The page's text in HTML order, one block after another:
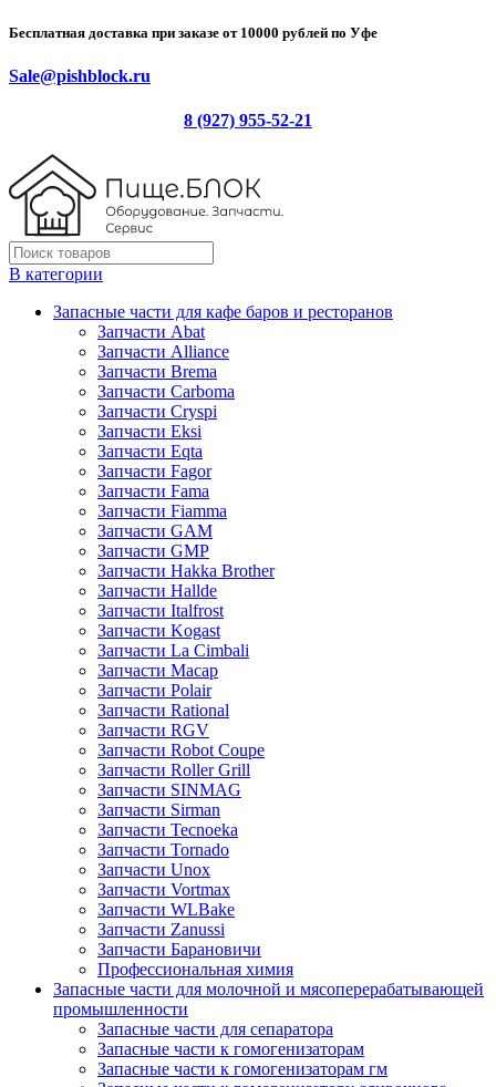
Бесплатная доставка при заказе от 10000 рублей по Уфе
Sale@pishblock.ru
8 (927) 955-52-21
В категории
Запасные части для кафе баров и ресторанов
Запчасти Abat
Запчасти Alliance
Запчасти Brema
Запчасти Carboma
Запчасти Cryspi
Запчасти Eksi
Запчасти Eqta
Запчасти Fagor
Запчасти Fama
Запчасти Fiamma
Запчасти GAM
Запчасти GMP
Запчасти Hakka Brother
Запчасти Hallde
Запчасти Italfrost
Запчасти Kogast
Запчасти La Cimbali
Запчасти Macap
Запчасти Polair
Запчасти Rational
Запчасти RGV
Запчасти Robot Coupe
Запчасти Roller Grill
Запчасти SINMAG
Запчасти Sirman
Запчасти Tecnoeka
Запчасти Tornado
Запчасти Unox
Запчасти Vortmax
Запчасти WLBake
Запчасти Zanussi
Запчасти Барановичи
Профессиональная химия
Запасные части для молочной и мясоперерабатывающей
промышленности
Запасные части для сепаратора
Запасные части к гомогенизаторам
Запасные части к гомогенизаторам гм